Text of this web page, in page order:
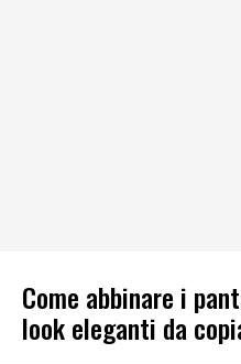
Come abbinare i
look eleganti da